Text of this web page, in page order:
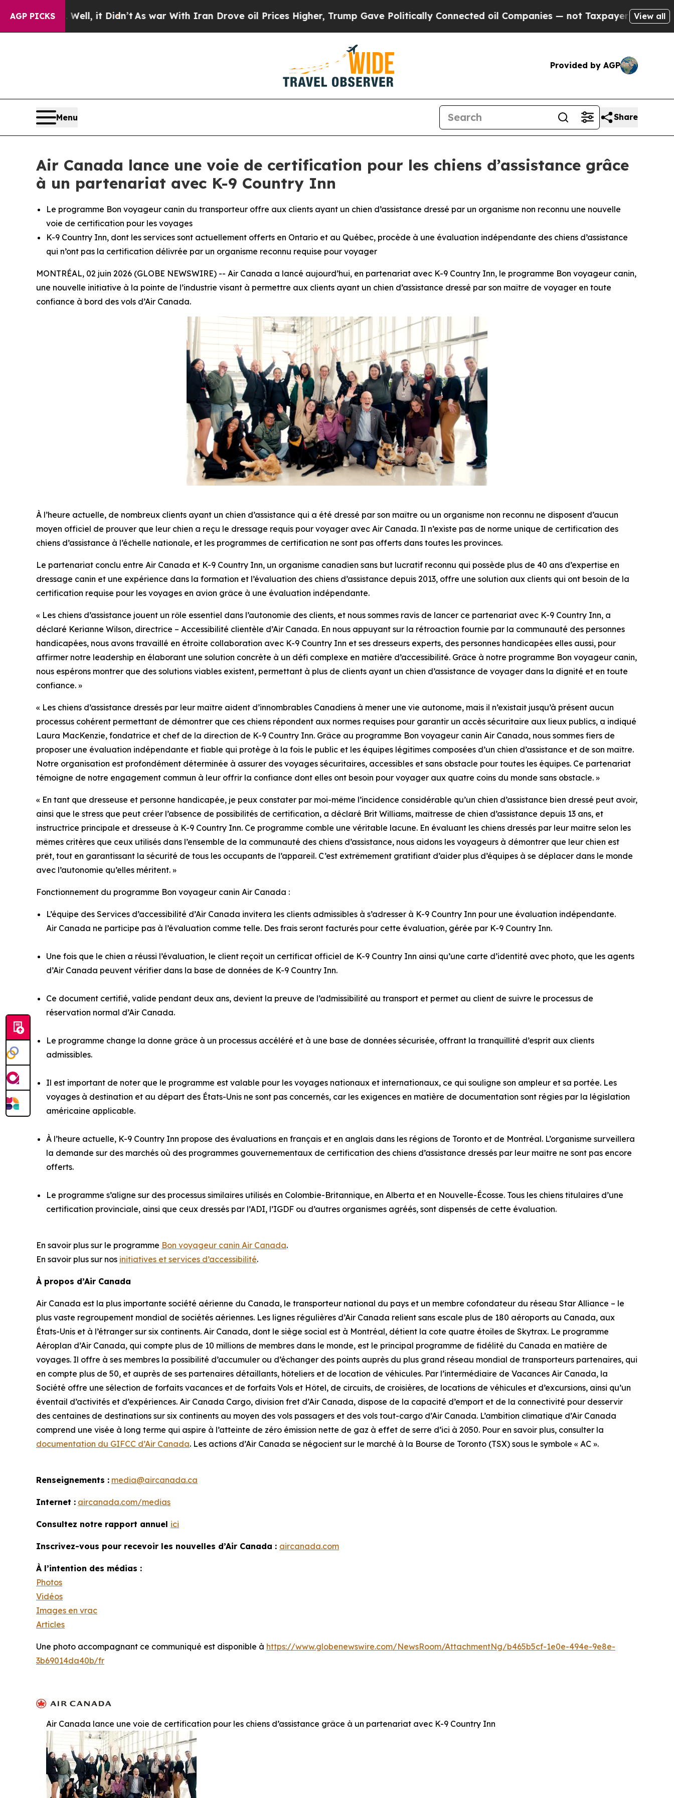
AGP PICKS
it Didn’t As war With Iran Drove oil Prices Higher, Trump Gave Politically Connected oil Companies — not Taxpayers — the Chance to Cash
View all
Provided by AGP
Menu Share
Air Canada lance une voie de certification pour les chiens d’assistance grâce
à un partenariat avec K-9 Country Inn
Le programme Bon voyageur canin du transporteur offre aux clients ayant un chien d’assistance dressé par un organisme non reconnu une nouvelle
voie de certification pour les voyages
K-9 Country Inn, dont les services sont actuellement offerts en Ontario et au Québec, procède à une évaluation indépendante des chiens d’assistance
qui n’ont pas la certification délivrée par un organisme reconnu requise pour voyager
MONTRÉAL, 02 juin 2026 (GLOBE NEWSWIRE) -- Air Canada a lancé aujourd’hui, en partenariat avec K-9 Country Inn, le programme Bon voyageur canin,
une nouvelle initiative à la pointe de l’industrie visant à permettre aux clients ayant un chien d’assistance dressé par son maître de voyager en toute
confiance à bord des vols d’Air Canada.
À l’heure actuelle, de nombreux clients ayant un chien d’assistance qui a été dressé par son maître ou un organisme non reconnu ne disposent d’aucun
moyen officiel de prouver que leur chien a reçu le dressage requis pour voyager avec Air Canada. Il n’existe pas de norme unique de certification des
chiens d’assistance à l’échelle nationale, et les programmes de certification ne sont pas offerts dans toutes les provinces.
Le partenariat conclu entre Air Canada et K-9 Country Inn, un organisme canadien sans but lucratif reconnu qui possède plus de 40 ans d’expertise en
dressage canin et une expérience dans la formation et l’évaluation des chiens d’assistance depuis 2013, offre une solution aux clients qui ont besoin de la
certification requise pour les voyages en avion grâce à une évaluation indépendante.
« Les chiens d’assistance jouent un rôle essentiel dans l’autonomie des clients, et nous sommes ravis de lancer ce partenariat avec K-9 Country Inn, a
déclaré Kerianne Wilson, directrice – Accessibilité clientèle d’Air Canada. En nous appuyant sur la rétroaction fournie par la communauté des personnes
handicapées, nous avons travaillé en étroite collaboration avec K-9 Country Inn et ses dresseurs experts, des personnes handicapées elles aussi, pour
affirmer notre leadership en élaborant une solution concrète à un défi complexe en matière d’accessibilité. Grâce à notre programme Bon voyageur canin,
nous espérons montrer que des solutions viables existent, permettant à plus de clients ayant un chien d’assistance de voyager dans la dignité et en toute
confiance. »
« Les chiens d’assistance dressés par leur maître aident d’innombrables Canadiens à mener une vie autonome, mais il n’existait jusqu’à présent aucun
processus cohérent permettant de démontrer que ces chiens répondent aux normes requises pour garantir un accès sécuritaire aux lieux publics, a indiqué
Laura MacKenzie, fondatrice et chef de la direction de K-9 Country Inn. Grâce au programme Bon voyageur canin Air Canada, nous sommes fiers de
proposer une évaluation indépendante et fiable qui protège à la fois le public et les équipes légitimes composées d’un chien d’assistance et de son maître.
Notre organisation est profondément déterminée à assurer des voyages sécuritaires, accessibles et sans obstacle pour toutes les équipes. Ce partenariat
témoigne de notre engagement commun à leur offrir la confiance dont elles ont besoin pour voyager aux quatre coins du monde sans obstacle. »
« En tant que dresseuse et personne handicapée, je peux constater par moi-même l’incidence considérable qu’un chien d’assistance bien dressé peut avoir,
ainsi que le stress que peut créer l’absence de possibilités de certification, a déclaré Brit Williams, maîtresse de chien d’assistance depuis 13 ans, et
instructrice principale et dresseuse à K-9 Country Inn. Ce programme comble une véritable lacune. En évaluant les chiens dressés par leur maître selon les
mêmes critères que ceux utilisés dans l’ensemble de la communauté des chiens d’assistance, nous aidons les voyageurs à démontrer que leur chien est
prêt, tout en garantissant la sécurité de tous les occupants de l’appareil. C’est extrêmement gratifiant d’aider plus d’équipes à se déplacer dans le monde
avec l’autonomie qu’elles méritent. »
Fonctionnement du programme Bon voyageur canin Air Canada :
L’équipe des Services d’accessibilité d’Air Canada invitera les clients admissibles à s’adresser à K-9 Country Inn pour une évaluation indépendante.
Air Canada ne participe pas à l’évaluation comme telle. Des frais seront facturés pour cette évaluation, gérée par K-9 Country Inn.
Une fois que le chien a réussi l’évaluation, le client reçoit un certificat officiel de K-9 Country Inn ainsi qu’une carte d’identité avec photo, que les agents
d’Air Canada peuvent vérifier dans la base de données de K-9 Country Inn.
Ce document certifié, valide pendant deux ans, devient la preuve de l’admissibilité au transport et permet au client de suivre le processus de
réservation normal d’Air Canada.
Le programme change la donne grâce à un processus accéléré et à une base de données sécurisée, offrant la tranquillité d’esprit aux clients
admissibles.
Il est important de noter que le programme est valable pour les voyages nationaux et internationaux, ce qui souligne son ampleur et sa portée. Les
voyages à destination et au départ des États-Unis ne sont pas concernés, car les exigences en matière de documentation sont régies par la législation
américaine applicable.
À l’heure actuelle, K-9 Country Inn propose des évaluations en français et en anglais dans les régions de Toronto et de Montréal. L’organisme surveillera
la demande sur des marchés où des programmes gouvernementaux de certification des chiens d’assistance dressés par leur maître ne sont pas encore
offerts.
Le programme s’aligne sur des processus similaires utilisés en Colombie-Britannique, en Alberta et en Nouvelle-Écosse. Tous les chiens titulaires d’une
certification provinciale, ainsi que ceux dressés par l’ADI, l’IGDF ou d’autres organismes agréés, sont dispensés de cette évaluation.
En savoir plus sur le programme Bon voyageur canin Air Canada.
En savoir plus sur nos initiatives et services d’accessibilité.
À propos d’Air Canada
Air Canada est la plus importante société aérienne du Canada, le transporteur national du pays et un membre cofondateur du réseau Star Alliance – le
plus vaste regroupement mondial de sociétés aériennes. Les lignes régulières d’Air Canada relient sans escale plus de 180 aéroports au Canada, aux
États-Unis et à l’étranger sur six continents. Air Canada, dont le siège social est à Montréal, détient la cote quatre étoiles de Skytrax. Le programme
Aéroplan d’Air Canada, qui compte plus de 10 millions de membres dans le monde, est le principal programme de fidélité du Canada en matière de
voyages. Il offre à ses membres la possibilité d’accumuler ou d’échanger des points auprès du plus grand réseau mondial de transporteurs partenaires, qui
en compte plus de 50, et auprès de ses partenaires détaillants, hôteliers et de location de véhicules. Par l’intermédiaire de Vacances Air Canada, la
Société offre une sélection de forfaits vacances et de forfaits Vols et Hôtel, de circuits, de croisières, de locations de véhicules et d’excursions, ainsi qu’un
éventail d’activités et d’expériences. Air Canada Cargo, division fret d’Air Canada, dispose de la capacité d’emport et de la connectivité pour desservir
des centaines de destinations sur six continents au moyen des vols passagers et des vols tout-cargo d’Air Canada. L’ambition climatique d’Air Canada
comprend une visée à long terme qui aspire à l’atteinte de zéro émission nette de gaz à effet de serre d’ici à 2050. Pour en savoir plus, consulter la
documentation du GIFCC d’Air Canada. Les actions d’Air Canada se négocient sur le marché à la Bourse de Toronto (TSX) sous le symbole « AC ».
Renseignements : media@aircanada.ca
Internet : aircanada.com/medias
Consultez notre rapport annuel ici
Inscrivez-vous pour recevoir les nouvelles d’Air Canada : aircanada.com
À l’intention des médias :
Photos
Vidéos
Images en vrac
Articles
Une photo accompagnant ce communiqué est disponible à https://www.globenewswire.com/NewsRoom/AttachmentNg/b465b5cf-1e0e-494e-9e8e-
3b69014da40b/fr
Air Canada lance une voie de certification pour les chiens d’assistance grâce à un partenariat avec K-9 Country Inn